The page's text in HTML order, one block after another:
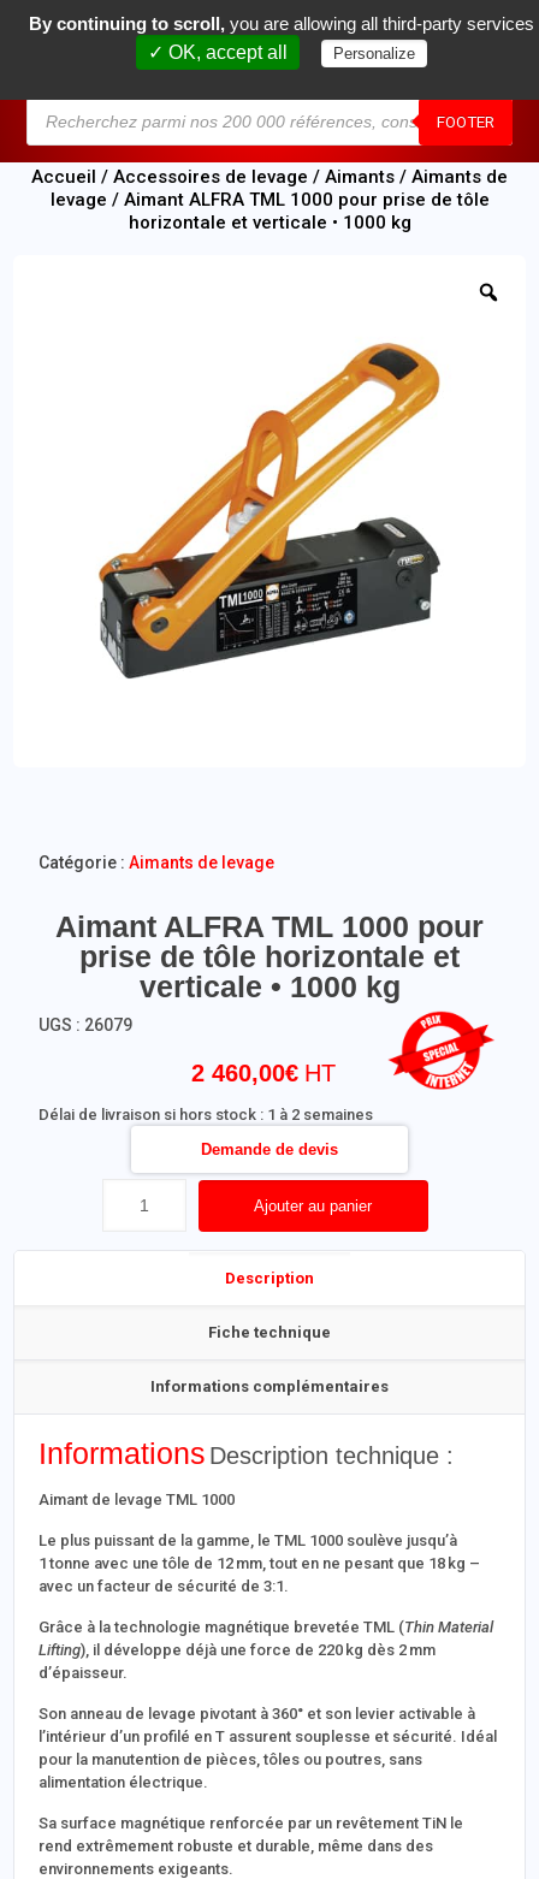
FOOTER
0
Accueil / Accessoires de levage / Aimants / Aimants de
levage / Aimant ALFRA TML 1000 pour prise de tôle
horizontale et verticale • 1000 kg
Aimant ALFRA TML 1000 pour
prise de tôle horizontale et
verticale • 1000 kg
2 460,00€
Délai de livraison si hors stock : 1 à 2 semaines
Ajouter au panier
Demande de devis
UGS : 26079
Catégorie :Aimants de levage
Description
Fiche technique
Informations complémentaires
Informations Description technique :
Aimant de levage TML 1000
Le plus puissant de la gamme, le TML 1000 soulève jusqu’à
1 tonne avec une tôle de 12 mm, tout en ne pesant que 18 kg –
avec un facteur de sécurité de 3:1.
Grâce à la technologie magnétique brevetée TML (Thin Material
Lifting), il développe déjà une force de 220 kg dès 2 mm
d’épaisseur.
Son anneau de levage pivotant à 360° et son levier activable à
l’intérieur d’un profilé en T assurent souplesse et sécurité. Idéal
pour la manutention de pièces, tôles ou poutres, sans
alimentation électrique.
Sa surface magnétique renforcée par un revêtement TiN le
rend extrêmement robuste et durable, même dans des
environnements exigeants.
By continuing to scroll, you are allowing all third-party services
✓ OK, accept all
Personalize